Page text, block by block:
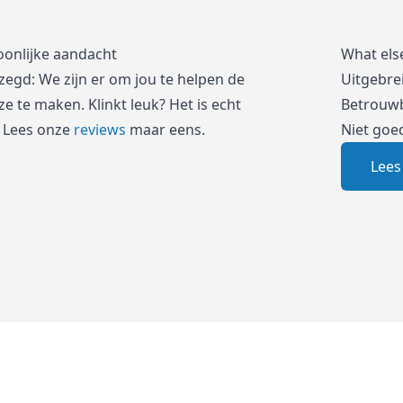
aandacht
We zijn er om jou te helpen de
te maken. Klinkt leuk? Het is echt
onze reviews maar eens.
What
Niet